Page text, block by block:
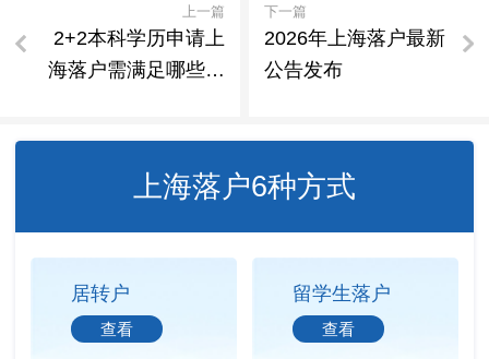
上一篇
2+2本科学历申请上
海落户需满足哪些条
下一篇
2026年上海落户最新
公告发布
上海落户6种方式
居转户
查看
留学生落户
查看